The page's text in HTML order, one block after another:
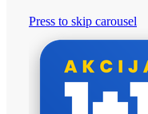
Press to skip carousel